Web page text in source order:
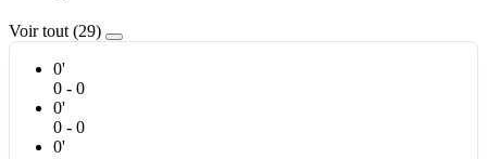
Voir tout (29)
0'
0 - 0
0'
0 - 0
0'